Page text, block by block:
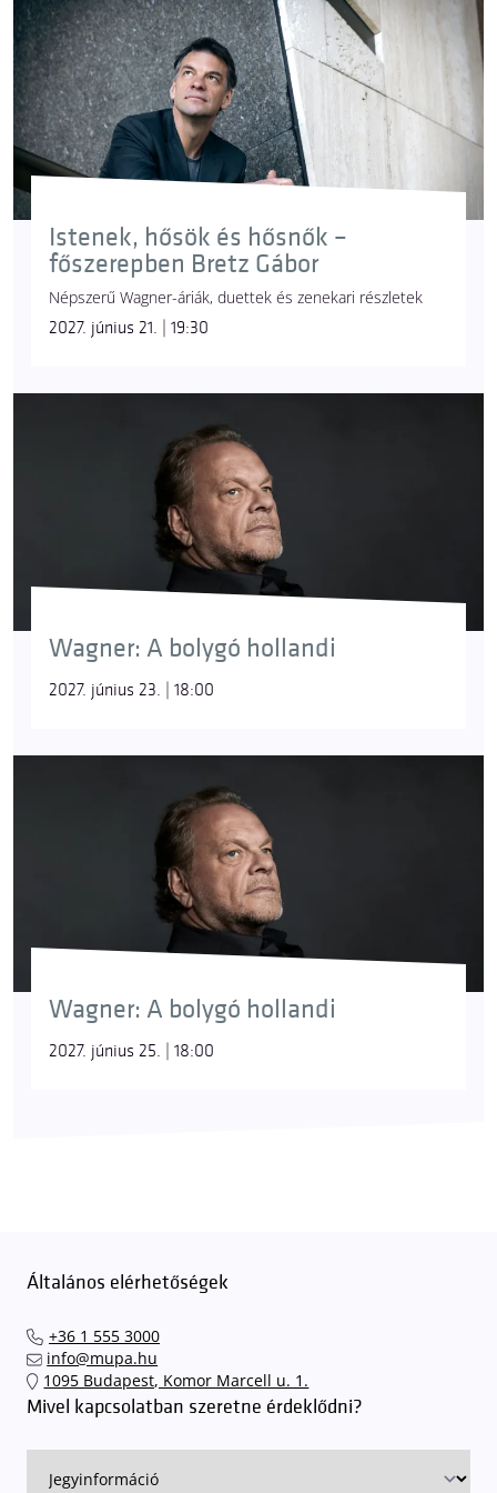
lovagja.
gyűrű
[Ring]
A Rajna aranyából készült varázserejű gyűrű, amely
korlátlan hatalmat ad viselőjének. A totális hatalom
A hattyú Lohengrin csónakját húzza; a titokzatos,
nem evilági eredet jelképe. Az opera legvégén
visszaváltozik Elza halottnak hitt öccsévé, akit
Ortrud varázslata tartott fogva.
kísértethajó
[A bolygó hollandi]
hajója, mely szerencsétlenséget hoz mindenkire, aki
megesküdött az ördögnek, hogy megkerüli a
Jóreménység-fokát viharban is, még ha az
örökkévalóságig kell is hajóznia. Büntetésül arra
kárhoztatott, hogy az idők végezetéig a tengereket
járja. Wagner operájában hétévente kiköthet: ha
talál egy nőt, aki hűségével megváltja, megtörik az
Kovácsdal
[Ring]
ködsisak
Varázserejű tárgy, amely lehetővé teszi viselőjének,
Istenek, hősök és hősnők –
főszerepben Bretz Gábor
Népszerű Wagner-áriák, duettek és zenekari részletek
2027. június 21. | 19:30
Wagner: A bolygó hollandi
2027. június 23. | 18:00
Wagner: A bolygó hollandi
2027. június 25. | 18:00
Általános elérhetőségek
+36 1 555 3000
info@mupa.hu
1095 Budapest, Komor Marcell u. 1.
Mivel kapcsolatban szeretne érdeklődni?